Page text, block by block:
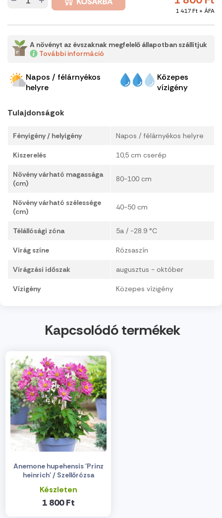
1 417 Ft + ÁFA
A növényt az évszaknak megfelelő állapotban szállítjuk
További információ
Napos / félárnyékos
helyre
Közepes
vízigény
Tulajdonságok
Fényigény / helyigény Napos / félárnyékos helyre
Kiszerelés 10,5 cm cserép
Növény várható magassága
(cm)
80-100 cm
Növény várható szélessége
(cm)
40-50 cm
Télállósági zóna 5a / -28.9 °C
Virág színe Rózsaszín
Virágzási időszak augusztus - október
Vízigény Közepes vízigény
Kapcsolódó termékek
Anemone hupehensis 'Prinz
heinrich' / Szellőrózsa
Készleten
1 800 Ft